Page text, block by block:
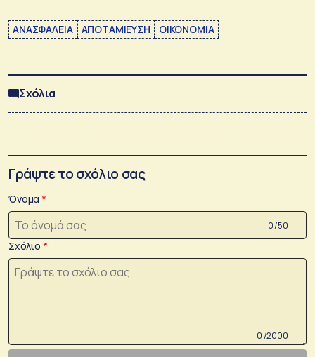
ΑΝΑΣΦΑΛΕΙΑ ΑΠΟΤΑΜΙΕΥΣΗ ΟΙΚΟΝΟΜΙΑ
Σχόλια
Γράψτε το σχόλιο σας
Όνομα
0 /50
Σχόλιο
0 /2000